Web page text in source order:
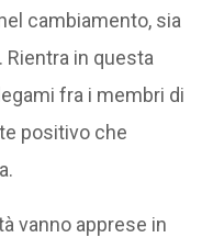
cambiamento, sia
in questa
fra i membri di
positivo che
vanno apprese in